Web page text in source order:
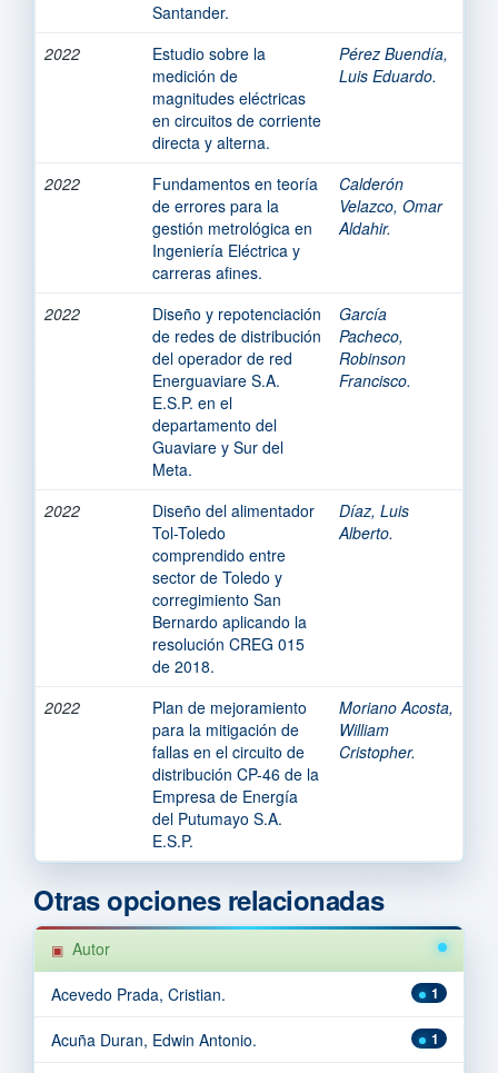
Santander.
2022
Estudio sobre la
medición de
magnitudes eléctricas
en circuitos de corriente
directa y alterna.
Pérez Buendía,
Luis Eduardo.
2022
Fundamentos en teoría
de errores para la
gestión metrológica en
Ingeniería Eléctrica y
carreras afines.
Calderón
Velazco, Omar
Aldahir.
2022
Diseño y repotenciación
de redes de distribución
del operador de red
Energuaviare S.A.
E.S.P. en el
departamento del
Guaviare y Sur del
Meta.
García
Pacheco,
Robinson
Francisco.
2022
Diseño del alimentador
Tol-Toledo
comprendido entre
sector de Toledo y
corregimiento San
Bernardo aplicando la
resolución CREG 015
de 2018.
Díaz, Luis
Alberto.
2022
Plan de mejoramiento
para la mitigación de
fallas en el circuito de
distribución CP-46 de la
Empresa de Energía
del Putumayo S.A.
E.S.P.
Moriano Acosta,
William
Cristopher.
Otras opciones relacionadas
Autor
1
Acevedo Prada, Cristian.
1
Acuña Duran, Edwin Antonio.